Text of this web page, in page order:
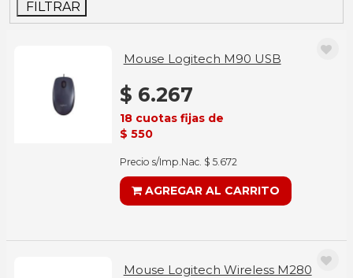
FILTRAR
Mouse Logitech M90 USB
$ 6.267
18 cuotas fijas de
$ 550
Precio s/Imp.Nac. $ 5.672
AGREGAR AL CARRITO
Mouse Logitech Wireless M280